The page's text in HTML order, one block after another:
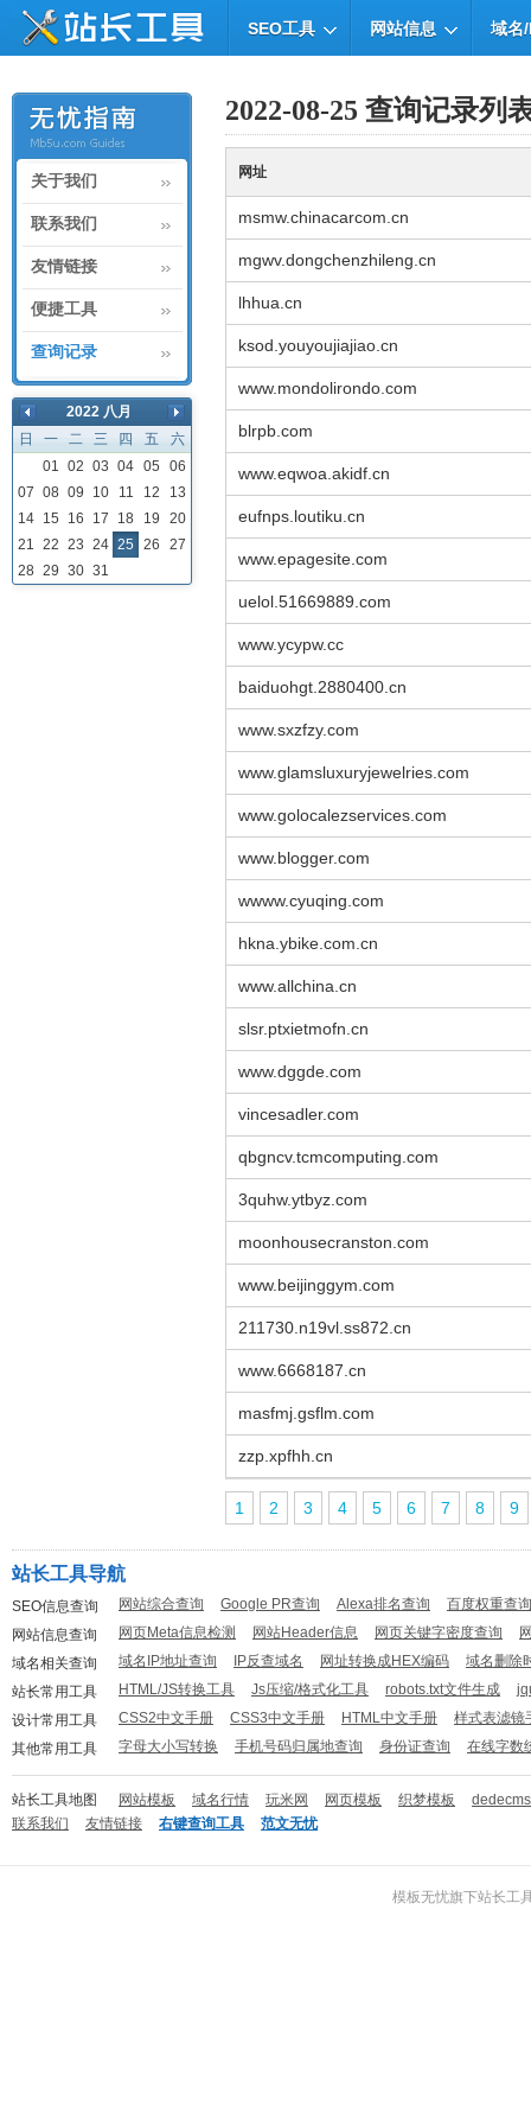
SEO工具 网站信息 域名
关于我们
联系我们
友情链接
便捷工具
查询记录
2022 八月
日
一 二 三 四 五
六
01 02 03 04 05
06
07 08 09 10 11 12
13
14
15 16 17 18 19
20
21 22 23 24 25 26
27
28 29 30 31
2022-08-25 查询记录列
网址
msmw.chinacarcom.cn
mgwv.dongchenzhileng.cn
lhhua.cn
ksod.youyoujiajiao.cn
www.mondolirondo.com
blrpb.com
www.eqwoa.akidf.cn
eufnps.loutiku.cn
www.epagesite.com
uelol.51669889.com
www.ycypw.cc
baiduohgt.2880400.cn
www.sxzfzy.com
www.glamsluxuryjewelries.com
www.golocalezservices.com
www.blogger.com
wwww.cyuqing.com
hkna.ybike.com.cn
www.allchina.cn
slsr.ptxietmofn.cn
www.dggde.com
vincesadler.com
qbgncv.tcmcomputing.com
3quhw.ytbyz.com
moonhousecranston.com
www.beijinggym.com
211730.n19vl.ss872.cn
www.6668187.cn
masfmj.gsflm.com
zzp.xpfhh.cn
1 2 3 4 5 6 7 8 9
站长工具导航
SEO信息查询 网站综合查询 Google PR查询 Alexa排名查询
百度权重查询
网站信息查询
网页Meta信息检测 网站Header信息 网页关键字密度查询
域名相关查询
域名IP地址查询 IP反查域名 网址转换成HEX编码
域名删除
站长常用工具
HTML/JS转换工具 Js压缩/格式化工具 robots.txt文件生成
设计常用工具
CSS2中文手册 CSS3中文手册 HTML中文手册
样式表滤镜
其他常用工具
字母大小写转换 手机号码归属地查询 身份证查询 在线字数
站长工具地图 网站模板 域名行情 玩米网 网页模板 织梦模板
联系我们
友情链接 右键查询工具 范文无忧
模板无忧旗下站长工